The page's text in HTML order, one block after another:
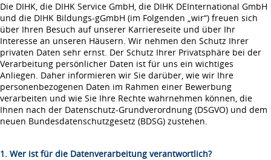
Die DIHK, die DIHK Service GmbH, die DIHK DEInternational GmbH
und die DIHK Bildungs-gGmbH (im Folgenden „wir“) freuen sich
über Ihren Besuch auf unserer Karriereseite und über Ihr
Interesse an unseren Häusern. Wir nehmen den Schutz Ihrer
privaten Daten sehr ernst. Der Schutz Ihrer Privatsphäre bei der
Verarbeitung persönlicher Daten ist für uns ein wichtiges
Anliegen. Daher informieren wir Sie darüber, wie wir Ihre
personenbezogenen Daten im Rahmen einer Bewerbung
verarbeiten und wie Sie Ihre Rechte wahrnehmen können, die
Ihnen nach der Datenschutz-Grundverordnung (DSGVO) und dem
neuen Bundesdatenschutzgesetz (BDSG) zustehen.
1. Wer ist für die Datenverarbeitung verantwortlich?